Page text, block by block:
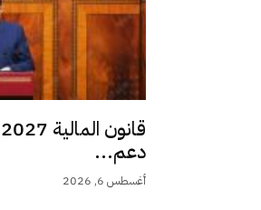
دعم...
أغسطس 6, 2026